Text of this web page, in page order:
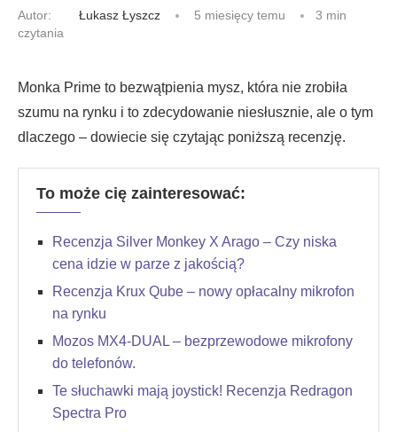
Autor: Łukasz Łyszcz 5 miesięcy temu
3 min
czytania
Monka Prime to bezwątpienia mysz, która nie zrobiła
szumu na rynku i to zdecydowanie niesłusznie, ale o tym
dlaczego – dowiecie się czytając poniższą recenzję.
To może cię zainteresować:
Recenzja Silver Monkey X Arago – Czy niska
cena idzie w parze z jakością?
Recenzja Krux Qube – nowy opłacalny mikrofon
na rynku
Mozos MX4-DUAL – bezprzewodowe mikrofony
do telefonów.
Te słuchawki mają joystick! Recenzja Redragon
Spectra Pro